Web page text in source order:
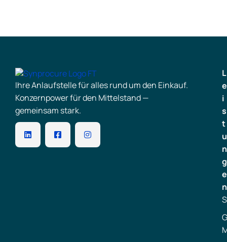
Ihre Anlaufstelle für alles rund um den Einkauf.
Konzernpower für den Mittelstand —
gemeinsam stark.
L
e
i
s
t
u
n
g
e
n